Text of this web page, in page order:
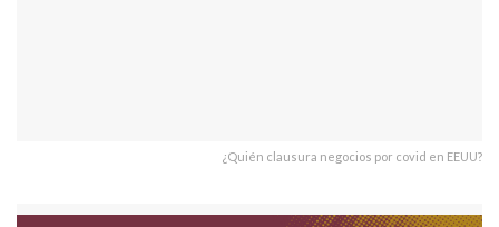
¿Quién clausura negocios por covid en EEUU?